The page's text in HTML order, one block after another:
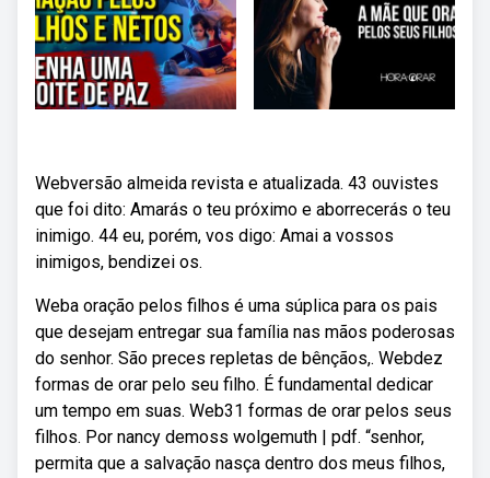
Webversão almeida revista e atualizada. 43 ouvistes
que foi dito: Amarás o teu próximo e aborrecerás o teu
inimigo. 44 eu, porém, vos digo: Amai a vossos
inimigos, bendizei os.
Weba oração pelos filhos é uma súplica para os pais
que desejam entregar sua família nas mãos poderosas
do senhor. São preces repletas de bênçãos,. Webdez
formas de orar pelo seu filho. É fundamental dedicar
um tempo em suas. Web31 formas de orar pelos seus
filhos. Por nancy demoss wolgemuth | pdf. “senhor,
permita que a salvação nasça dentro dos meus filhos,